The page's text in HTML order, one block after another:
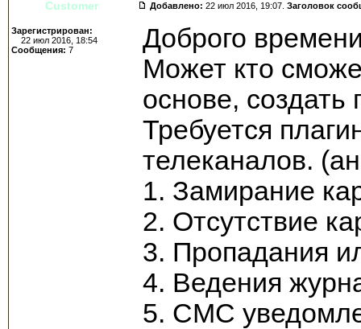
Customer Добавлено: 22 июл 2016, 19:07. Заголовок
Зарегистрирован:
22 июл 2016, 18:54
Сообщения: 7
Доброго
Может кто
основе, создать
Требуется
телеканалов.
1. Замирание
2. Отсутствие
3. Пропадания
4. Ведения
5. СМС